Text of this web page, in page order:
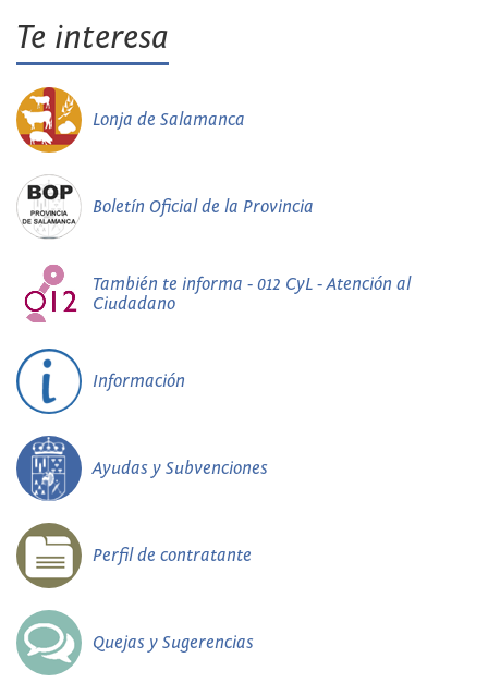
Te interesa
Lonja de Salamanca
Boletín Oficial de la Provincia
También te informa - 012 CyL - Atención al
Ciudadano
Información
Ayudas y Subvenciones
Perfil de contratante
Quejas y Sugerencias